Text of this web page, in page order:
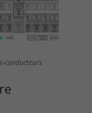
conducteurs